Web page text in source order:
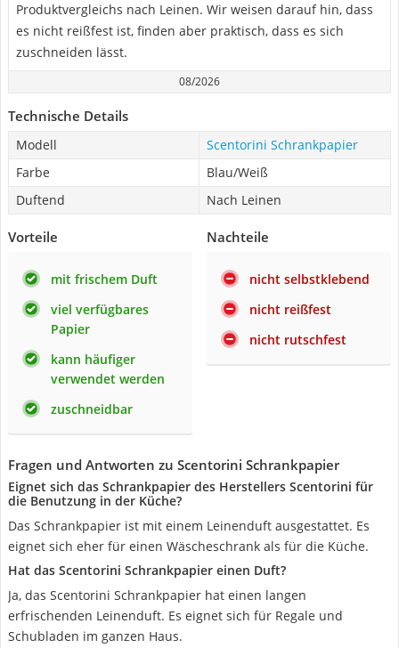
Produktvergleichs nach Leinen. Wir weisen darauf hin, dass
es nicht reißfest ist, finden aber praktisch, dass es sich
zuschneiden lässt.
08/2026
Technische Details
Modell
Scentorini Schrankpapier
Farbe
Blau/Weiß
Duftend
Nach Leinen
Vorteile
mit frischem Duft
viel verfügbares
Papier
kann häufiger
verwendet werden
zuschneidbar
Nachteile
nicht selbstklebend
nicht reißfest
nicht rutschfest
Fragen und Antworten zu Scentorini Schrankpapier
Eignet sich das Schrankpapier des Herstellers Scentorini für
die Benutzung in der Küche?
Das Schrankpapier ist mit einem Leinenduft ausgestattet. Es
eignet sich eher für einen Wäscheschrank als für die Küche.
Hat das Scentorini Schrankpapier einen Duft?
Ja, das Scentorini Schrankpapier hat einen langen
erfrischenden Leinenduft. Es eignet sich für Regale und
Schubladen im ganzen Haus.